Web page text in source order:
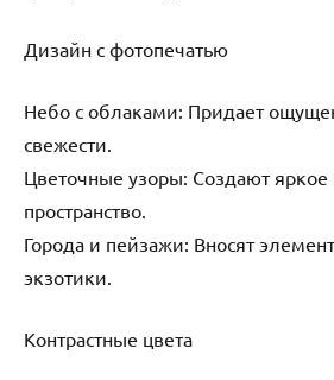
Дизайн с фотопечатью
Небо с облаками: Придает
свежести.
Цветочные узоры: Создают яркое
пространство.
Города и пейзажи: Вносят
экзотики.
Контрастные цвета